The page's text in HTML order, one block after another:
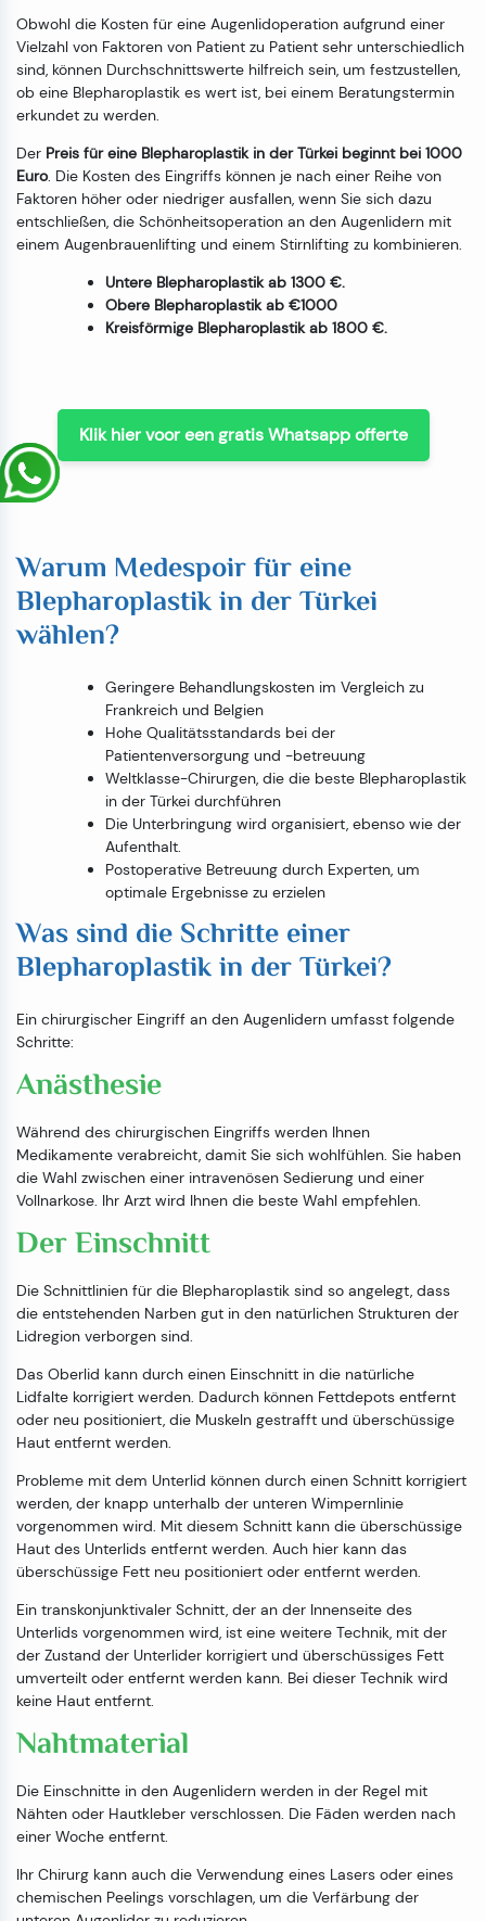
Obwohl die Kosten für eine Augenlidoperation aufgrund einer
Vielzahl von Faktoren von Patient zu Patient sehr unterschiedlich
sind, können Durchschnittswerte hilfreich sein, um festzustellen,
ob eine Blepharoplastik es wert ist, bei einem Beratungstermin
erkundet zu werden.
Der Preis für eine Blepharoplastik in der Türkei beginnt bei 1000
Euro. Die Kosten des Eingriffs können je nach einer Reihe von
Faktoren höher oder niedriger ausfallen, wenn Sie sich dazu
entschließen, die Schönheitsoperation an den Augenlidern mit
einem Augenbrauenlifting und einem Stirnlifting zu kombinieren.
Untere Blepharoplastik ab 1300 €.
Obere Blepharoplastik ab €1000
Kreisförmige Blepharoplastik ab 1800 €.
Klik hier voor een gratis Whatsapp offerte
Warum Medespoir für eine
Blepharoplastik in der Türkei
wählen?
Geringere Behandlungskosten im Vergleich zu
Frankreich und Belgien
Hohe Qualitätsstandards bei der
Patientenversorgung und -betreuung
Weltklasse-Chirurgen, die die beste Blepharoplastik
in der Türkei durchführen
Die Unterbringung wird organisiert, ebenso wie der
Aufenthalt.
Postoperative Betreuung durch Experten, um
optimale Ergebnisse zu erzielen
Was sind die Schritte einer
Blepharoplastik in der Türkei?
Ein chirurgischer Eingriff an den Augenlidern umfasst folgende
Schritte:
Anästhesie
Während des chirurgischen Eingriffs werden Ihnen
Medikamente verabreicht, damit Sie sich wohlfühlen. Sie haben
die Wahl zwischen einer intravenösen Sedierung und einer
Vollnarkose. Ihr Arzt wird Ihnen die beste Wahl empfehlen.
Der Einschnitt
Die Schnittlinien für die Blepharoplastik sind so angelegt, dass
die entstehenden Narben gut in den natürlichen Strukturen der
Lidregion verborgen sind.
Das Oberlid kann durch einen Einschnitt in die natürliche
Lidfalte korrigiert werden. Dadurch können Fettdepots entfernt
oder neu positioniert, die Muskeln gestrafft und überschüssige
Haut entfernt werden.
Probleme mit dem Unterlid können durch einen Schnitt korrigiert
werden, der knapp unterhalb der unteren Wimpernlinie
vorgenommen wird. Mit diesem Schnitt kann die überschüssige
Haut des Unterlids entfernt werden. Auch hier kann das
überschüssige Fett neu positioniert oder entfernt werden.
Ein transkonjunktivaler Schnitt, der an der Innenseite des
Unterlids vorgenommen wird, ist eine weitere Technik, mit der
der Zustand der Unterlider korrigiert und überschüssiges Fett
umverteilt oder entfernt werden kann. Bei dieser Technik wird
keine Haut entfernt.
Nahtmaterial
Die Einschnitte in den Augenlidern werden in der Regel mit
Nähten oder Hautkleber verschlossen. Die Fäden werden nach
einer Woche entfernt.
Ihr Chirurg kann auch die Verwendung eines Lasers oder eines
chemischen Peelings vorschlagen, um die Verfärbung der